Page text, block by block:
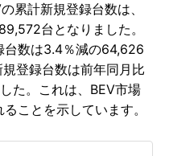
累計新規登録台数は、
台となりました。
台数は3.4％減の64,626
登録台数は前年同月比
た。これは、BEV市場
ことを示しています。